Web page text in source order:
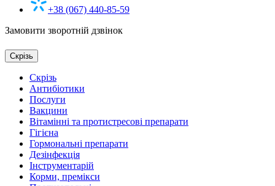
+38 (067) 440-85-59
Замовити зворотній дзвінок
Скрізь
Скрізь
Антибіотики
Послуги
Вакцини
Вітамінні та протистресові препарати
Гігієна
Гормональні препарати
Дезінфекція
Інструментарій
Корми, премікси